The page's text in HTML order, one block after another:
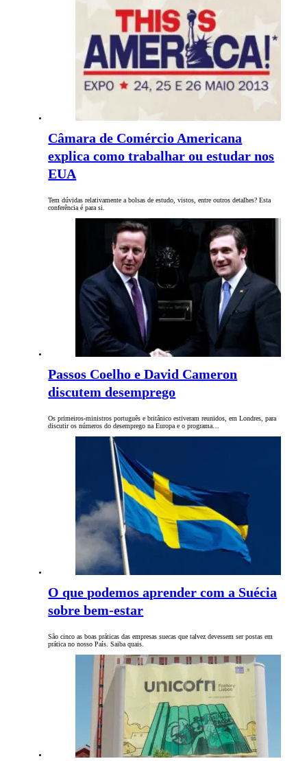
Câmara de Comércio Americana
explica como trabalhar ou estudar nos
EUA
Tem dúvidas relativamente a bolsas de estudo, vistos, entre outros detalhes? Esta
conferência é para si.
Passos Coelho e David Cameron
discutem desemprego
Os primeiros-ministros português e britânico estiveram reunidos, em Londres, para
discutir os números do desemprego na Europa e o programa…
O que podemos aprender com a Suécia
sobre bem-estar
São cinco as boas práticas das empresas suecas que talvez devessem ser postas em
prática no nosso País. Saiba quais.